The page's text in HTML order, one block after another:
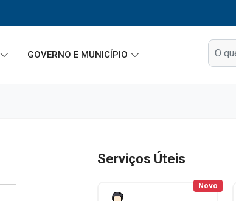
GOVERNO E MUNICÍPIO
Serviços Úteis
Novo